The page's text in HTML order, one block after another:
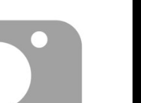
呼男女，只有名字和
(３Ｐ)下回歸自然
男主齊格短暫
鴒為了復活男主踏上
i/OFND95.png